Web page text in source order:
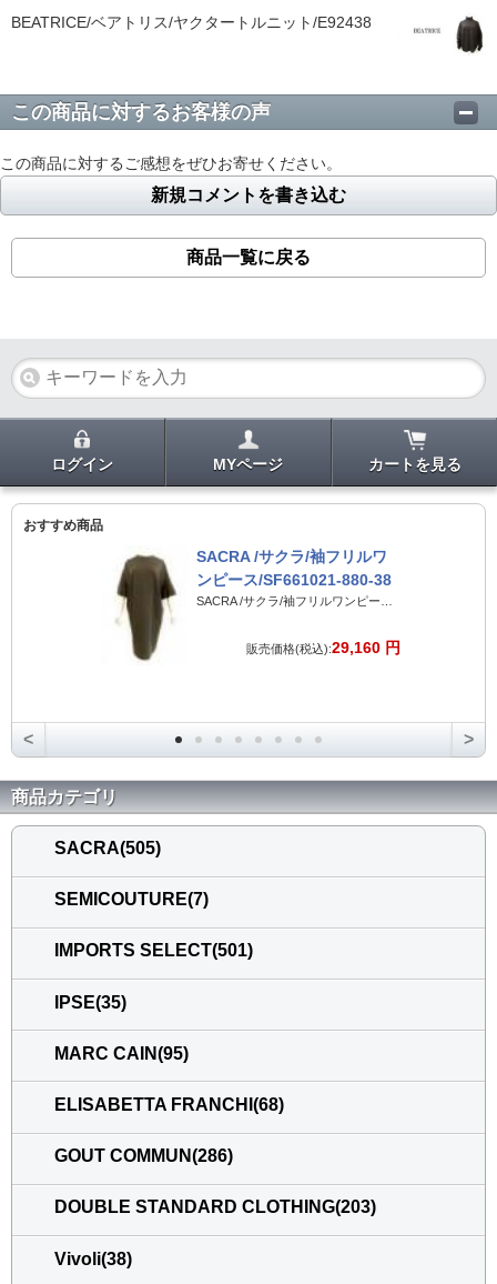
BEATRICE/ベアトリス/ヤクタートルニット/E92438
この商品に対するお客様の声
この商品に対するご感想をぜひお寄せください。
新規コメントを書き込む
商品一覧に戻る
ログイン MYページ カートを見る
おすすめ商品
SACRA /サクラ/袖フリルワ
ンピース/SF661021-880-38
販売価格(税込):29,160 円
< >
商品カテゴリ
SACRA(505)
SEMICOUTURE(7)
IMPORTS SELECT(501)
IPSE(35)
MARC CAIN(95)
ELISABETTA FRANCHI(68)
GOUT COMMUN(286)
DOUBLE STANDARD CLOTHING(203)
Vivoli(38)